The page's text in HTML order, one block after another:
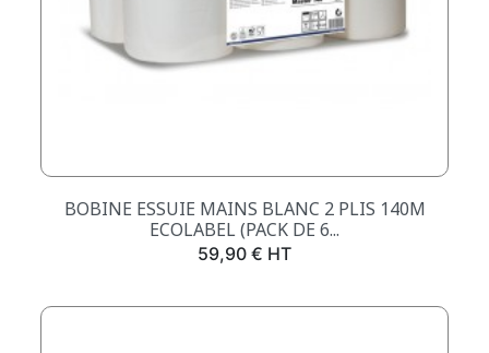
BOBINE ESSUIE MAINS BLANC 2 PLIS 140M
ECOLABEL (PACK DE 6...
Prix
59,90 € HT